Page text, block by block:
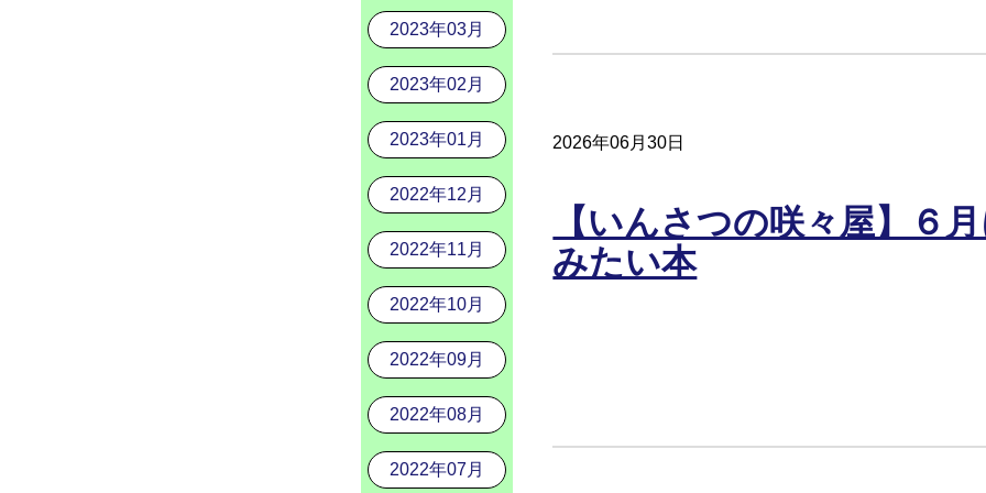
2023年03月
2023年02月
2023年01月
2022年12月
2022年11月
2022年10月
2022年09月
2022年08月
2022年07月
2026年06月30日
【いんさつの咲々屋】６
みたい本